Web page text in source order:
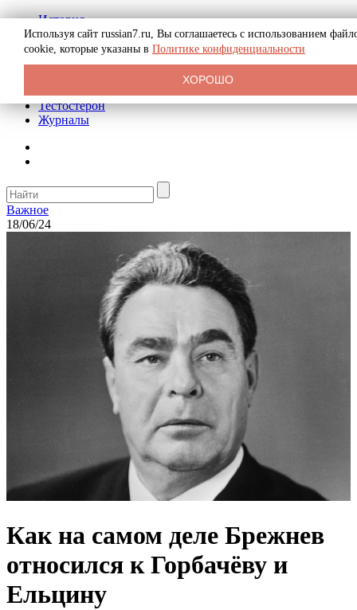
История
Биография
Криминал
Реклама на сайте
Тестостерон
Журналы
Важное
18/06/24
Как на самом деле Брежнев
относился к Горбачёву и
Ельцину
Используя сайт russian7.ru, Вы соглашаетесь с использованием
cookie, которые указаны в Политике конфиденциальности
ХОРОШО